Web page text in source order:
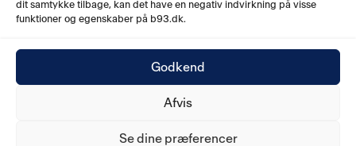
dit samtykke tilbage, kan det have en negativ indvirkning på visse
funktioner og egenskaber på b93.dk.
Godkend
Afvis
Se dine præferencer